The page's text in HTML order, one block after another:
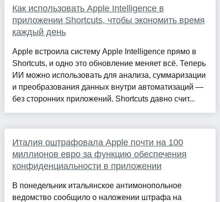
Как использовать Apple Intelligence в
приложении Shortcuts, чтобы экономить время
каждый день
Apple встроила систему Apple Intelligence прямо в
Shortcuts, и одно это обновление меняет всё. Теперь
ИИ можно использовать для анализа, суммаризации
и преобразования данных внутри автоматизаций —
без сторонних приложений. Shortcuts давно счит...
Италия оштрафовала Apple почти на 100
миллионов евро за функцию обеспечения
конфиденциальности в приложении
В понедельник итальянское антимонопольное
ведомство сообщило о наложении штрафа на